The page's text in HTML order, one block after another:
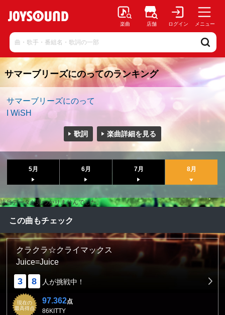
楽曲 店舗 ログイン メニュー
サマーブリーズにのってのランキング
サマーブリーズにのって
I WiSH
歌詞 楽曲詳細を見る
5月 6月 7月 8月
該当データが見つかりませんでした。
この曲もチェック
クラクラ☆クライマックス
Juice=Juice
3 8 人が挑戦中！
現在の
最高得点
97.362点
86KITTY